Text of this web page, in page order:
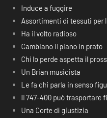
Induce a fuggire
Assortimenti di tessuti per
Ha il volto radioso
Cambiano il piano in prato
Chi lo perde aspetta il
Un Brian musicista
Le fa chi parla in senso
Il 747-400 può trasportare
Una Corte di giustizia